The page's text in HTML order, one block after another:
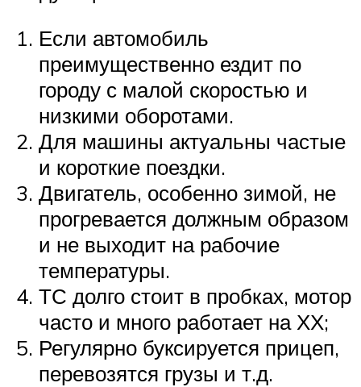
Если автомобиль
преимущественно ездит по
городу с малой скоростью и
низкими оборотами.
Для машины актуальны частые
и короткие поездки.
Двигатель, особенно зимой, не
прогревается должным образом
и не выходит на рабочие
температуры.
ТС долго стоит в пробках, мотор
часто и много работает на ХХ;
Регулярно буксируется прицеп,
перевозятся грузы и т.д.